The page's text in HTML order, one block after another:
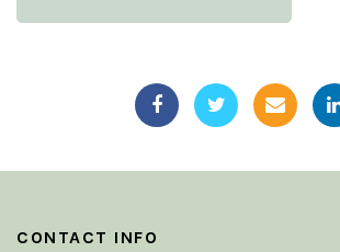
CONTACT INFO